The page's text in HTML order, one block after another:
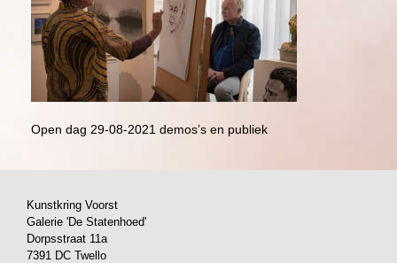
Open dag 29-08-2021 demos’s en publiek
Kunstkring Voorst
Galerie 'De Statenhoed'
Dorpsstraat 11a
7391 DC Twello